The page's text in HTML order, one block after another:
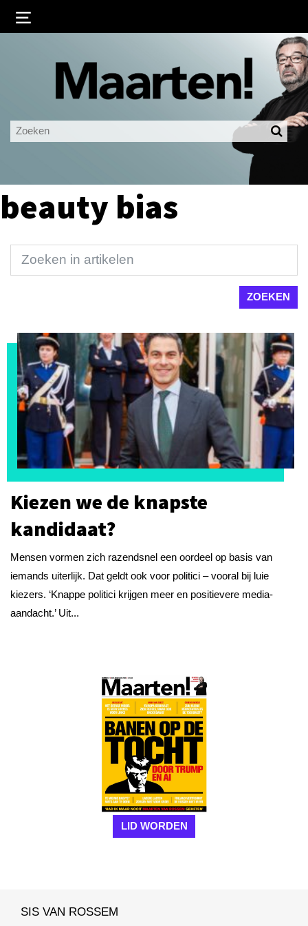
Ingelogd blijven
LOGIN
beauty bias
Kiezen we de knapste
kandidaat?
Mensen vormen zich razendsnel een oordeel op basis van
iemands uiterlijk. Dat geldt ook voor politici – vooral bij luie
kiezers. ‘Knappe politici krijgen meer en positievere media-
aandacht.’ Uit...
LID WORDEN
SIS VAN ROSSEM